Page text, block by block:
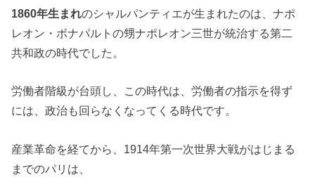
1860年生まれのシャルパンティエが生まれたのは、ナポ
レオン・ボナパルトの甥ナポレオン三世が統治する第二
共和政の時代でした。
労働者階級が台頭し、この時代は、労働者の指示を得ず
には、政治も回らなくなってくる時代です。
産業革命を経てから、1914年第一次世界大戦がはじまる
までのパリは、